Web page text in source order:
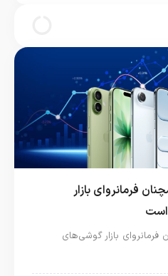
همچنان فرمانروای بازار
است
همچنان فرمانروای بازار گوشی‌های